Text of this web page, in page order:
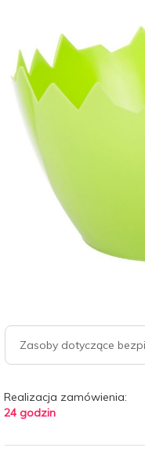
Zasoby dotyczące
Realizacja zamówienia:
24 godzin